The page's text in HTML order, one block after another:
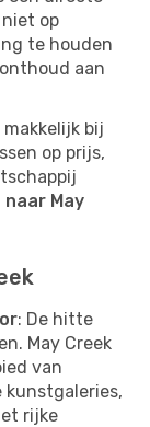
op
te houden
aan
bij
op prijs,
May
: De hitte
May Creek
van
kunstgaleries,
rijke